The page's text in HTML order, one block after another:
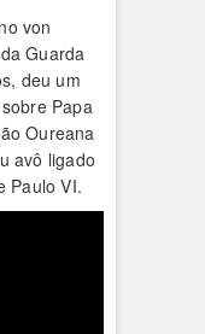
von
Guarda
deu um
Papa
Oureana
avô ligado
Paulo VI.